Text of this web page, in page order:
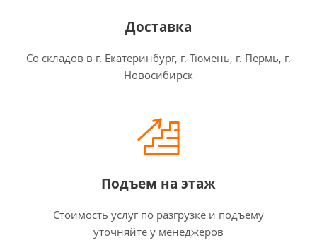
Доставка
Со складов в г. Екатеринбург, г. Тюмень, г. Пермь, г.
Новосибирск
Подъем на этаж
Стоимость услуг по разгрузке и подъему
уточняйте у менеджеров